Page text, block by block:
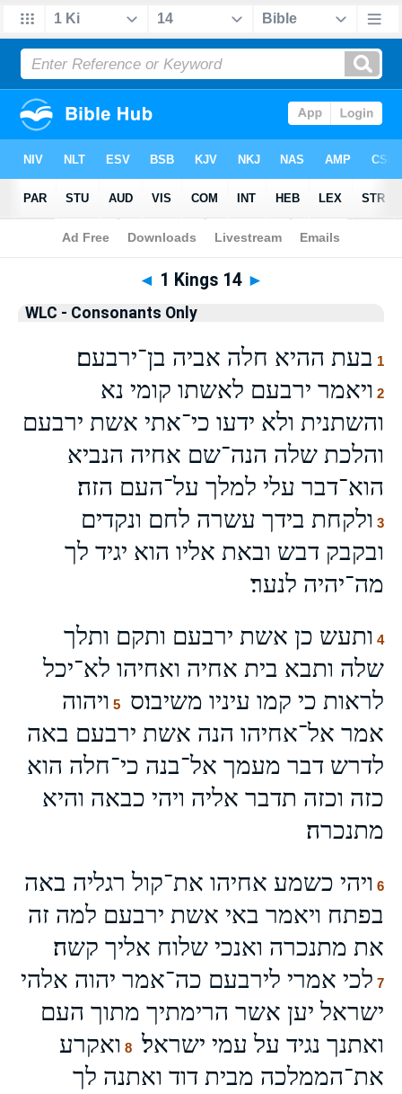
Bible >WLCO> 1 Kings 14
◄ 1 Kings 14 ►
WLC - Consonants Only
1 בעת ההיא חלה אביה בן־ירבעם׃
2 ויאמר ירבעם לאשתו קומי נא
והשתנית ולא ידעו כי־אתי אשת ירבעם
והלכת שלה הנה־שם אחיה הנביא
הוא־דבר עלי למלך על־העם הזה׃
3 ולקחת בידך עשרה לחם ונקדים
ובקבק דבש ובאת אליו הוא יגיד לך
מה־יהיה לנער׃
4 ותעש כן אשת ירבעם ותקם ותלך
שלה ותבא בית אחיה ואחיהו לא־יכל
לראות כי קמו עיניו משיבו׃ס
5 ויהוה
אמר אל־אחיהו הנה אשת ירבעם באה
לדרש דבר מעמך אל־בנה כי־חלה הוא
כזה וכזה תדבר אליה ויהי כבאה והיא
מתנכרה׃
6 ויהי כשמע אחיהו את־קול רגליה באה
בפתח ויאמר באי אשת ירבעם למה זה
את מתנכרה ואנכי שלוח אליך קשה׃
7 לכי אמרי לירבעם כה־אמר יהוה אלהי
ישראל יען אשר הרימתיך מתוך העם
ואתנך נגיד על עמי ישראל׃
8 ואקרע
את־הממלכה מבית דוד ואתנה לך